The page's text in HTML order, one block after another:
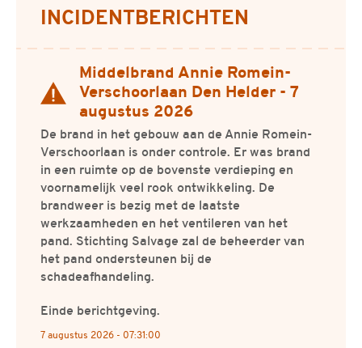
INCIDENTBERICHTEN
Actueel bericht
Middelbrand Annie Romein-
Verschoorlaan Den Helder - 7
augustus 2026
De brand in het gebouw aan de Annie Romein-
Verschoorlaan is onder controle. Er was brand
in een ruimte op de bovenste verdieping en
voornamelijk veel rook ontwikkeling. De
brandweer is bezig met de laatste
werkzaamheden en het ventileren van het
pand. Stichting Salvage zal de beheerder van
het pand ondersteunen bij de
schadeafhandeling.
Einde berichtgeving.
7 augustus 2026 - 07:31:00